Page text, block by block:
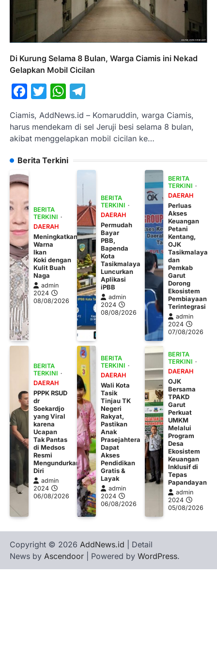
Di Kurung Selama 8 Bulan, Warga Ciamis ini Nekad
Gelapkan Mobil Cicilan
Facebook
TwitterWhatsApp
Ciamis, AddNews.id – Komaruddin, warga Ciamis,
harus mendekam di sel Jeruji besi selama 8 bulan,
akibat menggelapkan mobil cicilan ke…
Berita Terkini
BERITA
TERKINI
DAERAH
Meningkatkan
Warna
Ikan
Koki dengan
Kulit Buah
Naga
admin
2024
08/08/2026
BERITA
TERKINI
DAERAH
Permudah
Bayar
PBB,
Bapenda
Kota
Tasikmalaya
Luncurkan
Aplikasi
iPBB
admin
2024
08/08/2026
BERITA
TERKINI
DAERAH
Perluas
Akses
Keuangan
Petani
Kentang,
OJK
Tasikmalaya
dan
Pemkab
Garut
Dorong
Ekosistem
Pembiayaan
Terintegrasi
admin
2024
07/08/2026
BERITA
TERKINI
DAERAH
PPPK RSUD
dr
Soekardjo
yang Viral
karena
Ucapan
Tak Pantas
di Medsos
Resmi
Mengundurkan
Diri
admin
2024
06/08/2026
BERITA
TERKINI
DAERAH
Wali Kota
Tasik
Tinjau TK
Negeri
Rakyat,
Pastikan
Anak
Prasejahtera
Dapat
Akses
Pendidikan
Gratis &
Layak
admin
2024
06/08/2026
BERITA
TERKINI
DAERAH
OJK
Bersama
TPAKD
Garut
Perkuat
UMKM
Melalui
Program
Desa
Ekosistem
Keuangan
Inklusif di
Tepas
Papandayan
admin
2024
05/08/2026
Copyright © 2026 AddNews.id | Detail
News by Ascendoor | Powered by WordPress.